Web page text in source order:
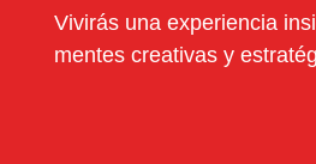
Vivirás una experiencia
mentes creativas y